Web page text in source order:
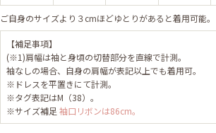
ご自身のサイズより３cmほどゆとりがあると着用可能。
【補足事項】
(※1)肩幅は袖と身頃の切替部分を直線で計測。
袖なしの場合、自身の肩幅が表記以上でも着用可。
※ドレスを平置きにて計測。
※タグ表記はM（38）。
※サイズ補足 袖口リボンは86cm。